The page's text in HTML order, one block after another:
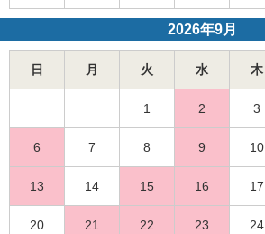
2026年9月
日 月 火 水 木
1 2 3
6 7 8 9 10
13 14 15 16 17
20 21 22 23 24